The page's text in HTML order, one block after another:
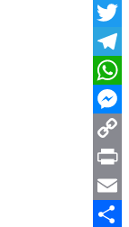
Facebook
Twitter
Telegram
WhatsApp
Messenger
Copy
Link
Print
Email